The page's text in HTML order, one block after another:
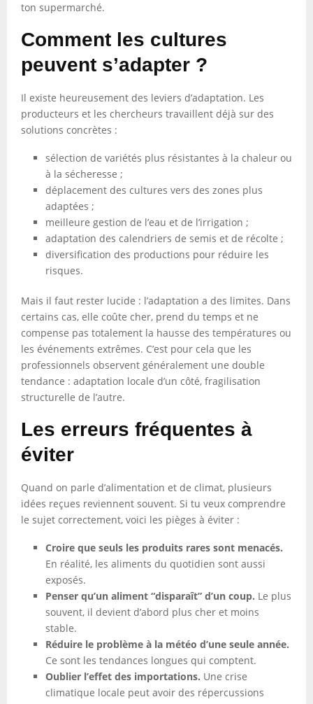
ton supermarché.
Comment les cultures
peuvent s’adapter ?
Il existe heureusement des leviers d’adaptation. Les
producteurs et les chercheurs travaillent déjà sur des
solutions concrètes :
sélection de variétés plus résistantes à la chaleur ou
à la sécheresse ;
déplacement des cultures vers des zones plus
adaptées ;
meilleure gestion de l’eau et de l’irrigation ;
adaptation des calendriers de semis et de récolte ;
diversification des productions pour réduire les
risques.
Mais il faut rester lucide : l’adaptation a des limites. Dans
certains cas, elle coûte cher, prend du temps et ne
compense pas totalement la hausse des températures ou
les événements extrêmes. C’est pour cela que les
professionnels observent généralement une double
tendance : adaptation locale d’un côté, fragilisation
structurelle de l’autre.
Les erreurs fréquentes à
éviter
Quand on parle d’alimentation et de climat, plusieurs
idées reçues reviennent souvent. Si tu veux comprendre
le sujet correctement, voici les pièges à éviter :
Croire que seuls les produits rares sont menacés.
En réalité, les aliments du quotidien sont aussi
exposés.
Pens­er qu’un aliment “disparaît” d’un coup. Le plus
souvent, il devient d’abord plus cher et moins
stable.
Réduire le problème à la météo d’une seule année.
Ce sont les tendances longues qui comptent.
Oublier l’effet des importations. Une crise
climatique locale peut avoir des répercussions